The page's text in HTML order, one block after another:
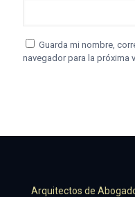
Guarda mi nombre,
navegador para la próxima
Arquitectos de